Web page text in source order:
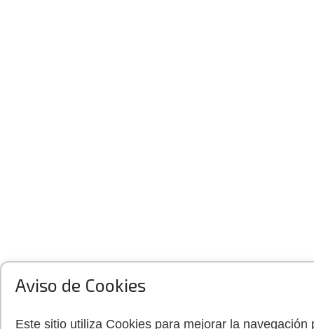
Aviso de Cookies
Este sitio utiliza Cookies para mejorar la navegación